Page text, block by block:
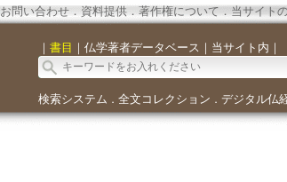
お問い合わせ． 資料提供． 著作権について．当サイト
｜ 書目 ｜ 仏学著者データベース ｜ 当サイト内 ｜
検索システム ． 全文コレクション ． デジタル仏